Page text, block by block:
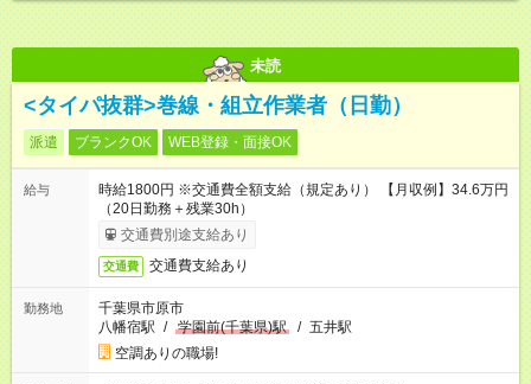
未読
<タイパ抜群>巻線・組立作業者（日勤）
派遣 ブランクOK WEB登録・面接OK
給与
時給1800円 ※交通費全額支給（規定あり） 【月収例】34.6万円
（20日勤務＋残業30h）
交通費別途支給あり
交通費 交通費支給あり
勤務地
千葉県市原市
八幡宿駅 / 学園前(千葉県)駅 / 五井駅
空調ありの職場!